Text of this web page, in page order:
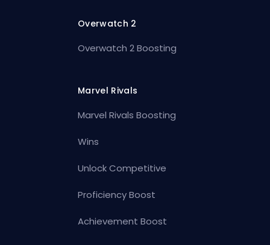
Overwatch 2
Overwatch 2 Boosting
Marvel Rivals
Marvel Rivals Boosting
Wins
Unlock Competitive
Proficiency Boost
Achievement Boost